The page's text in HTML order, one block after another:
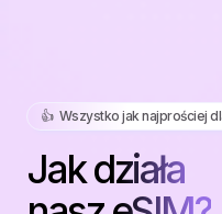
👍️ Wszystko jak najprościej
Jak działa